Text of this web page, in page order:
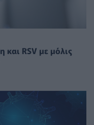
RSV με μόλις